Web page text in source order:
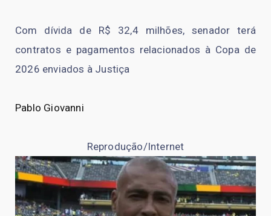
Com dívida de R$ 32,4 milhões, senador terá
contratos e pagamentos relacionados à Copa de
2026 enviados à Justiça
Pablo Giovanni
Reprodução/Internet